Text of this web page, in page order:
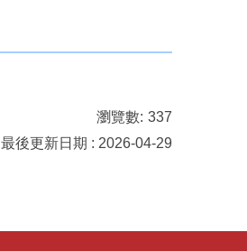
瀏覽數: 337
最後更新日期 : 2026-04-29